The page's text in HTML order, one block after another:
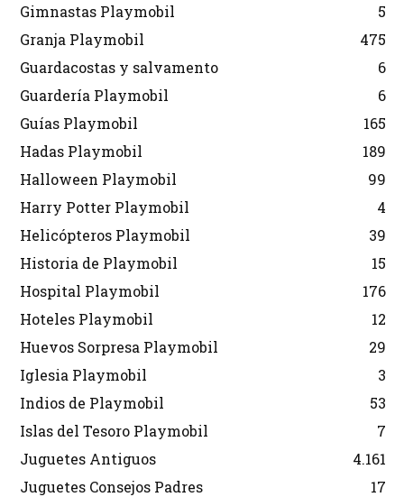
Gimnastas Playmobil
5
Granja Playmobil
475
Guardacostas y salvamento
6
Guardería Playmobil
6
Guías Playmobil
165
Hadas Playmobil
189
Halloween Playmobil
99
Harry Potter Playmobil
4
Helicópteros Playmobil
39
Historia de Playmobil
15
Hospital Playmobil
176
Hoteles Playmobil
12
Huevos Sorpresa Playmobil
29
Iglesia Playmobil
3
Indios de Playmobil
53
Islas del Tesoro Playmobil
7
Juguetes Antiguos
4.161
Juguetes Consejos Padres
17